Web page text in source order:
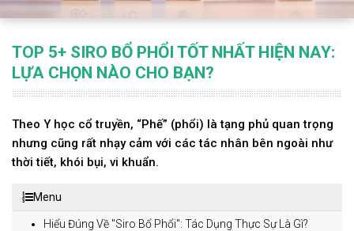
TOP 5+ SIRO BỔ PHỔI TỐT NHẤT HIỆN NAY:
LỰA CHỌN NÀO CHO BẠN?
Theo Y học cổ truyền, “Phế” (phổi) là tạng phủ quan trọng
nhưng cũng rất nhạy cảm với các tác nhân bên ngoài như
thời tiết, khói bụi, vi khuẩn.
Menu
Hiểu Đúng Về "Siro Bổ Phổi": Tác Dụng Thực Sự Là Gì?